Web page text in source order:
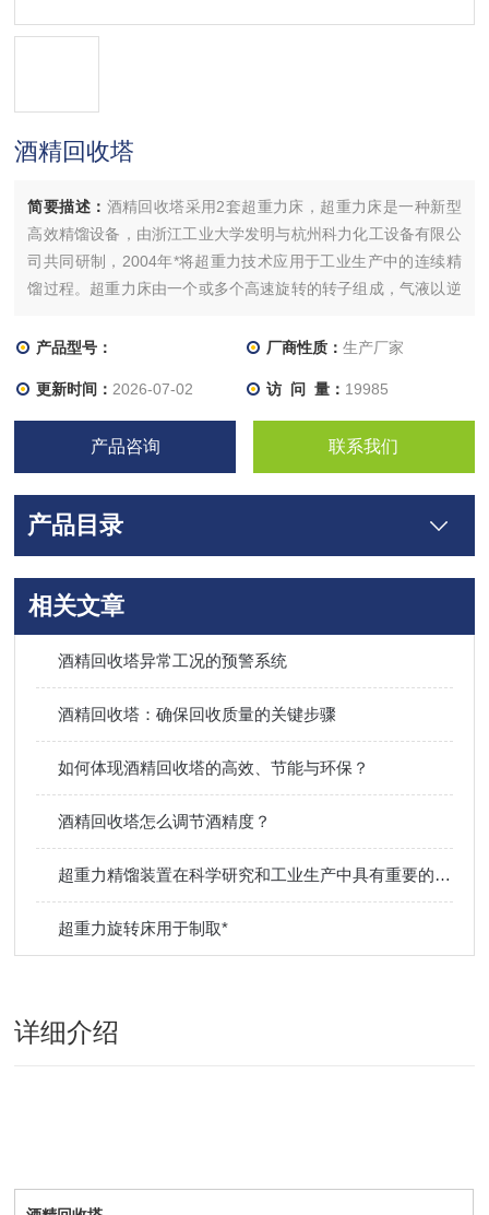
酒精回收塔
简要描述： 酒精回收塔采用2套超重力床，超重力床是一种新型
高效精馏设备，由浙江工业大学发明与杭州科力化工设备有限公
司共同研制，2004年*将超重力技术应用于工业生产中的连续精
馏过程。超重力床由一个或多个高速旋转的转子组成，气液以逆
于15米高的常用精馏塔。整套装置可方便地设置在厂房内。
产品型号： 厂商性质： 生产厂家
更新时间： 2026-07-02 访 问 量： 19985
产品咨询 联系我们
产品目录
相关文章
酒精回收塔异常工况的预警系统
酒精回收塔：确保回收质量的关键步骤
如何体现酒精回收塔的高效、节能与环保？
酒精回收塔怎么调节酒精度？
超重力精馏装置在科学研究和工业生产中具有重要的应用前景
超重力旋转床用于制取*
详细介绍